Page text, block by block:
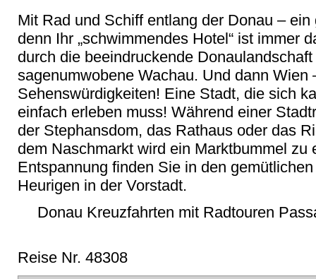
Mit Rad und Schiff entlang der Donau –
denn Ihr „schwimmendes Hotel“ ist immer
durch die beeindruckende
sagenumwobene Wachau. Und dann Wien
Sehenswürdigkeiten! Eine Stadt, die sich
einfach erleben muss! Während einer
der Stephansdom, das Rathaus oder das
dem Naschmarkt wird ein Marktbummel
Entspannung finden Sie in den
Heurigen in der Vorstadt.
Donau Kreuzfahrten mit Radtouren
Reise Nr. 48308